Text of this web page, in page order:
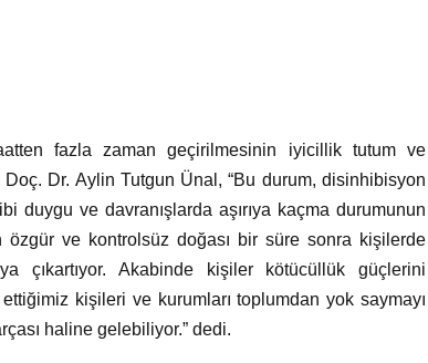
fazla zaman geçirilmesinin iyicillik tutum ve
Doç. Dr. Aylin Tutgun Ünal, “Bu durum, disinhibisyon
duygu ve davranışlarda aşırıya kaçma durumunun
özgür ve kontrolsüz doğası bir süre sonra kişilerde
çıkartıyor. Akabinde kişiler kötücüllük güçlerini
kişileri ve kurumları toplumdan yok saymayı
haline gelebiliyor.” dedi.